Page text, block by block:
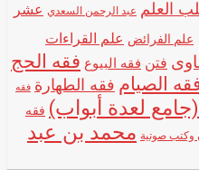
العلم عبد الرحمن السعدي عشر
علم الفرائض علم القراءات
فتن فقه البيوع فقه الحج
الصيام فقه الطهارة فقه
لعدة أبواب) فقه
وكتب صوتية محمد بن عبد